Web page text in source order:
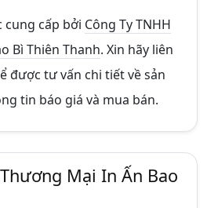
cung cấp bởi Công Ty TNHH
Bì Thiên Thanh. Xin hãy liên
được tư vấn chi tiết về sản
tin báo giá và mua bán.
Mại In Ấn Bao